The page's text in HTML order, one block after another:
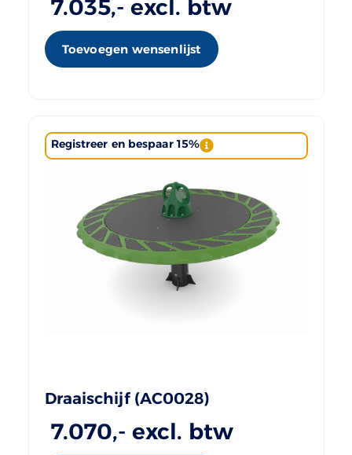
7.035,- excl. btw
Toevoegen wensenlijst
Registreer en bespaar 15%
Draaischijf (AC0028)
7.070,- excl. btw